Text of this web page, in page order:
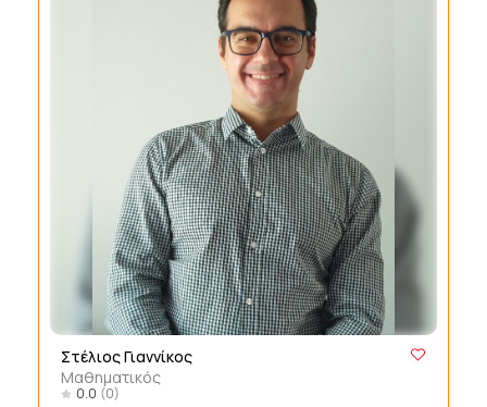
Στέλιος Γιαννίκος
Μαθηματικός
0.0 (0)